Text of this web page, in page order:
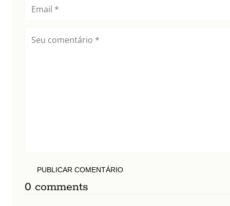
PUBLICAR COMENTÁRIO
0 comments